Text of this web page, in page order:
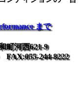
まで
町河西621-9
FAX:055-244-8222